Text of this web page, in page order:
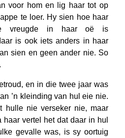
voor hom en lig haar tot op
te loer. Hy sien hoe haar
vreugde in haar oë is
is ook iets anders in haar
sien en geen ander nie. So
en in die twee jaar was
’n kleinding van hul eie nie.
hulle nie verseker nie, maar
haar vertel het dat daar in hul
gevalle was, is sy oortuig